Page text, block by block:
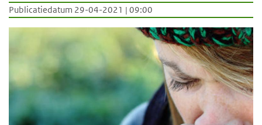
Publicatiedatum 29-04-2021 | 09:00